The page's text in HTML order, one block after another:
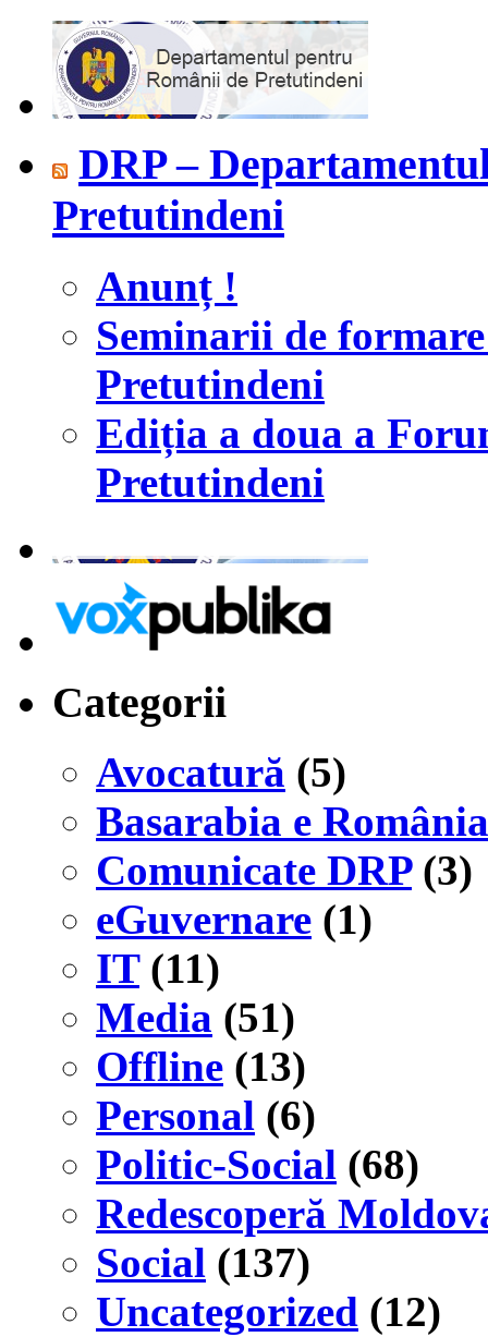
DRP –
Pretutindeni
Anunț !
Seminarii de
Pretutindeni
Ediția a doua a
Pretutindeni
Categorii
Avocatură (5)
Basarabia e România
Comunicate DRP(3)
eGuvernare (1)
IT(11)
Media (51)
Offline (13)
Personal (6)
Politic-Social (68)
Redescoperă
Social (137)
Uncategorized (12)